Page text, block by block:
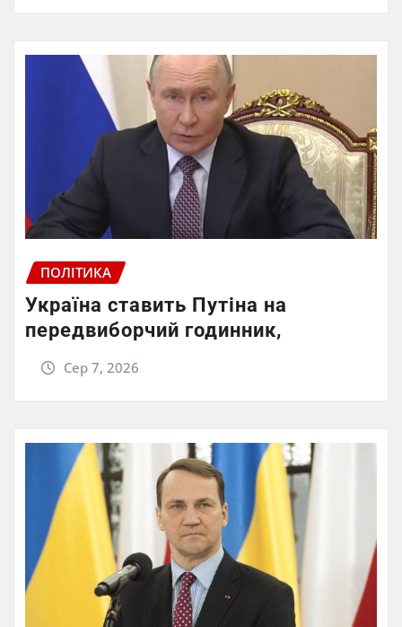
ПОЛІТИКА
Україна ставить Путіна на
передвиборчий годинник,
Сер 7, 2026